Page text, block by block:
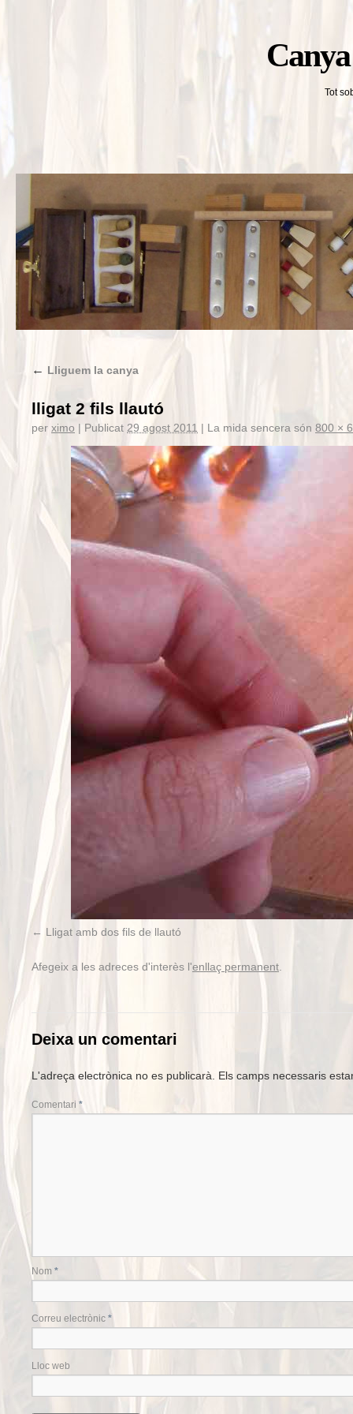
Tot
← Lliguem la canya
lligat 2 fils llautó
per ximo | Publicat 29 agost 2011 | La mida sencera són 800 ×
Lligat amb dos fils de llautó
Afegeix a les adreces d'interès l'enllaç permanent
Deixa un comentari
L'adreça electrònica no es publicarà. Els camps necessaris
Comentari *
Nom *
Correu electrònic *
Lloc web